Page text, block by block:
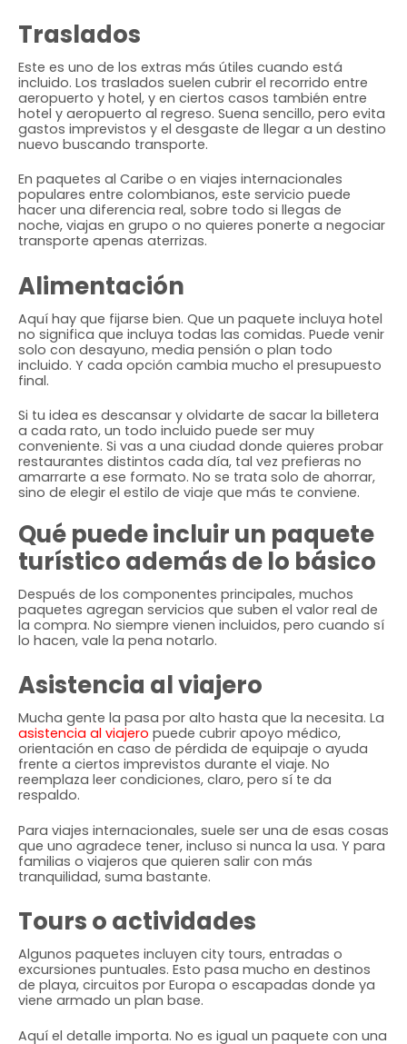
Traslados
Este es uno de los extras más útiles cuando está
incluido. Los traslados suelen cubrir el recorrido entre
aeropuerto y hotel, y en ciertos casos también entre
hotel y aeropuerto al regreso. Suena sencillo, pero evita
gastos imprevistos y el desgaste de llegar a un destino
nuevo buscando transporte.
En paquetes al Caribe o en viajes internacionales
populares entre colombianos, este servicio puede
hacer una diferencia real, sobre todo si llegas de
noche, viajas en grupo o no quieres ponerte a negociar
transporte apenas aterrizas.
Alimentación
Aquí hay que fijarse bien. Que un paquete incluya hotel
no significa que incluya todas las comidas. Puede venir
solo con desayuno, media pensión o plan todo
incluido. Y cada opción cambia mucho el presupuesto
final.
Si tu idea es descansar y olvidarte de sacar la billetera
a cada rato, un todo incluido puede ser muy
conveniente. Si vas a una ciudad donde quieres probar
restaurantes distintos cada día, tal vez prefieras no
amarrarte a ese formato. No se trata solo de ahorrar,
sino de elegir el estilo de viaje que más te conviene.
Qué puede incluir un paquete
turístico además de lo básico
Después de los componentes principales, muchos
paquetes agregan servicios que suben el valor real de
la compra. No siempre vienen incluidos, pero cuando sí
lo hacen, vale la pena notarlo.
Asistencia al viajero
Mucha gente la pasa por alto hasta que la necesita. La
asistencia al viajero puede cubrir apoyo médico,
orientación en caso de pérdida de equipaje o ayuda
frente a ciertos imprevistos durante el viaje. No
reemplaza leer condiciones, claro, pero sí te da
respaldo.
Para viajes internacionales, suele ser una de esas cosas
que uno agradece tener, incluso si nunca la usa. Y para
familias o viajeros que quieren salir con más
tranquilidad, suma bastante.
Tours o actividades
Algunos paquetes incluyen city tours, entradas o
excursiones puntuales. Esto pasa mucho en destinos
de playa, circuitos por Europa o escapadas donde ya
viene armado un plan base.
Aquí el detalle importa. No es igual un paquete con una